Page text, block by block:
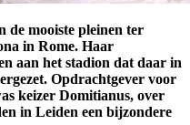
de mooiste pleinen ter
in Rome. Haar
aan het stadion dat daar in
Opdrachtgever voor
keizer Domitianus, over
in Leiden een bijzondere